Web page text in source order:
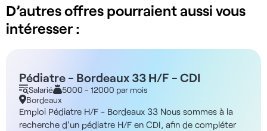
D’autres offres pourraient aussi vous
intéresser :
Pédiatre - Bordeaux 33 H/F - CDI
Salarié
5000 - 12000 par mois
Bordeaux
Emploi Pédiatre H/F - Bordeaux 33 Nous sommes à la
recherche d'un pédiatre H/F en CDI, afin de compléter